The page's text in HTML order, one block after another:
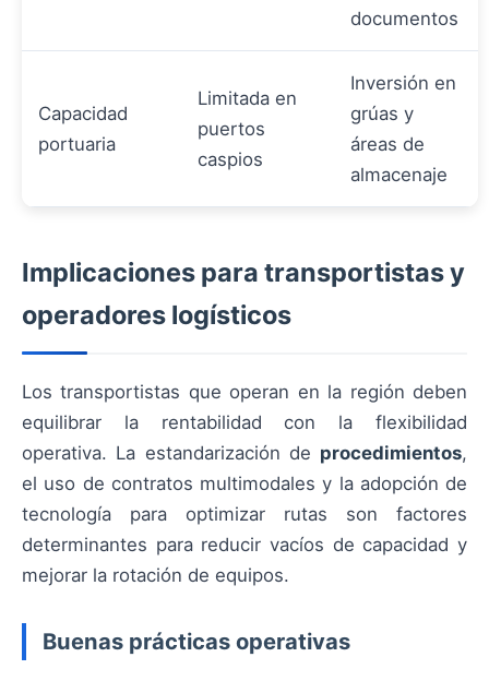
documentos
Capacidad
portuaria
Limitada en
puertos
caspios
Inversión en
grúas y
áreas de
almacenaje
Implicaciones para transportistas y
operadores logísticos
Los transportistas que operan en la región deben
equilibrar la rentabilidad con la flexibilidad
operativa. La estandarización de procedimientos,
el uso de contratos multimodales y la adopción de
tecnología para optimizar rutas son factores
determinantes para reducir vacíos de capacidad y
mejorar la rotación de equipos.
Buenas prácticas operativas